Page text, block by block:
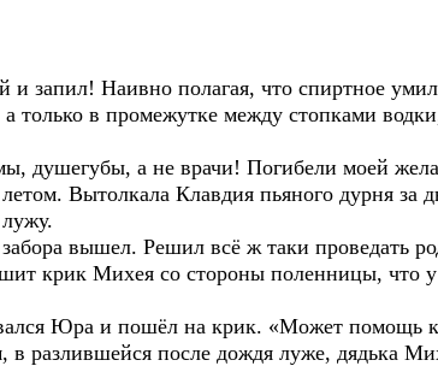
запил! Наивно полагая, что спиртное
только в промежутке между стопками
душегубы, а не врачи! Погибели моей
Вытолкала Клавдия пьяного дурня за
вышел. Решил всё ж таки проведать
крик Михея со стороны поленницы, что
Юра и пошёл на крик. «Может помощь
разлившейся после дождя луже, дядька